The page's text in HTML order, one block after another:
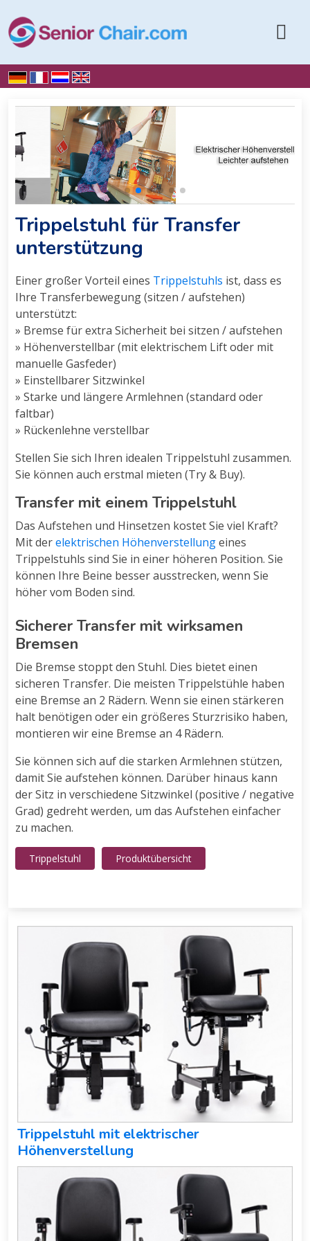
Trippelstuhl für Transfer
unterstützung
Einer großer Vorteil eines Trippelstuhls ist, dass es
Ihre Transferbewegung (sitzen / aufstehen)
unterstützt:
» Bremse für extra Sicherheit bei sitzen / aufstehen
» Höhenverstellbar (mit elektrischem Lift oder mit
manuelle Gasfeder)
» Einstellbarer Sitzwinkel
» Starke und längere Armlehnen (standard oder
faltbar)
» Rückenlehne verstellbar
Stellen Sie sich Ihren idealen Trippelstuhl zusammen.
Sie können auch erstmal mieten (Try & Buy).
Transfer mit einem Trippelstuhl
Das Aufstehen und Hinsetzen kostet Sie viel Kraft?
Mit derelektrischen Höhenverstellungeines
Trippelstuhls sind Sie in einer höheren Position. Sie
können Ihre Beine besser ausstrecken, wenn Sie
höher vom Boden sind.
Sicherer Transfer mit wirksamen
Bremsen
Die Bremse stoppt den Stuhl. Dies bietet einen
sicheren Transfer. Die meisten Trippelstühle haben
eine Bremse an 2 Rädern. Wenn sie einen stärkeren
halt benötigen oder ein größeres Sturzrisiko haben,
montieren wir eine Bremse an 4 Rädern.
Sie können sich auf die starken Armlehnen stützen,
damit Sie aufstehen können. Darüber hinaus kann
der Sitz in verschiedene Sitzwinkel (positive / negative
Grad) gedreht werden, um das Aufstehen einfacher
zu machen.
Trippelstuhl Produktübersicht
Trippelstuhl mit elektrischer
Höhenverstellung